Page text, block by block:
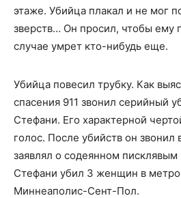
этаже. Убийца плакал и не мог
зверств… Он просил, чтобы ему
случае умрет кто-нибудь еще.
Убийца повесил трубку. Как
спасения 911 звонил серийный
Стефани. Его характерной
голос. После убийств он
заявлял о содеянном
Стефани убил 3 женщин в
Миннеаполис-Сент-Пол.